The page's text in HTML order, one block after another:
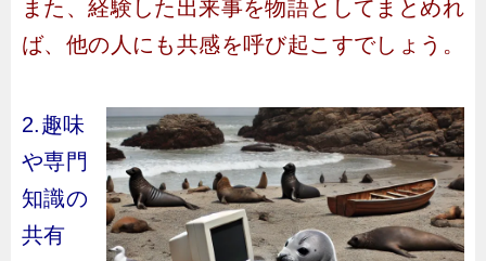
また、経験した出来事を物語としてまとめれ
ば、他の人にも共感を呼び起こすでしょう。
2.趣味
や専門
知識の
共有